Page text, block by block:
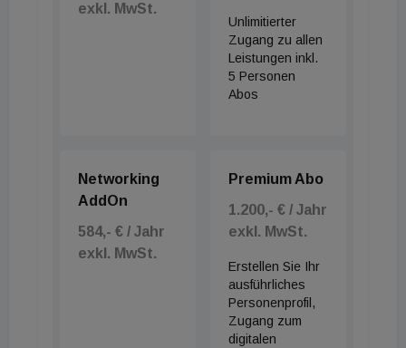
wurden. Der Wettbewerb richtet sich an
Architekten, Betreiber, Designer, Eigentümer und
Entwickler von Hotels aus Europa.
exkl. MwSt.
Unlimitierter
Zugang zu allen
Leistungen inkl.
5 Personen
Abos
Networking
AddOn
584,- € / Jahr
exkl. MwSt.
Premium Abo
1.200,- € / Jahr
exkl. MwSt.
Erstellen Sie Ihr
ausführliches
Personenprofil,
Zugang zum
digitalen